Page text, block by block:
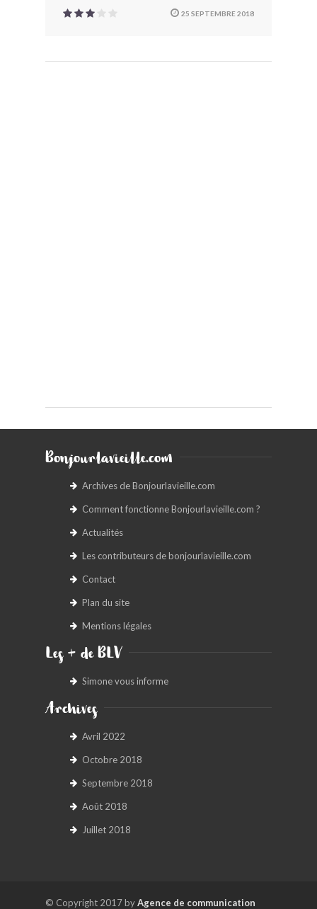
25 SEPTEMBRE 2018
Bonjourlavieille.com
Archives de Bonjourlavieille.com
Comment fonctionne Bonjourlavieille.com ?
Actualités
Les contributeurs de bonjourlavieille.com
Contact
Plan du site
Mentions légales
Les + de BLV
Simone vous informe
Archives
Avril 2022
Octobre 2018
Septembre 2018
Août 2018
Juillet 2018
© Copyright 2017 byAgence de communication